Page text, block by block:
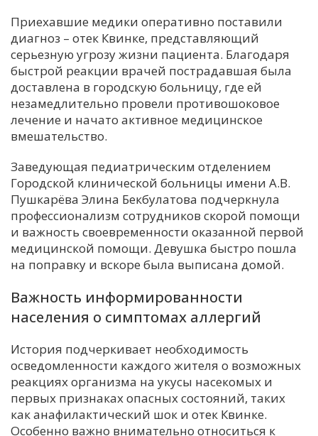
Приехавшие медики оперативно поставили
диагноз – отек Квинке, представляющий
серьезную угрозу жизни пациента. Благодаря
быстрой реакции врачей пострадавшая была
доставлена в городскую больницу, где ей
незамедлительно провели противошоковое
лечение и начато активное медицинское
вмешательство.
Заведующая педиатрическим отделением
Городской клинической больницы имени А.В.
Пушкарёва Элина Бекбулатова подчеркнула
профессионализм сотрудников скорой помощи
и важность своевременности оказанной первой
медицинской помощи. Девушка быстро пошла
на поправку и вскоре была выписана домой.
Важность информированности
населения о симптомах аллергий
История подчеркивает необходимость
осведомленности каждого жителя о возможных
реакциях организма на укусы насекомых и
первых признаках опасных состояний, таких
как анафилактический шок и отек Квинке.
Особенно важно внимательно относиться к